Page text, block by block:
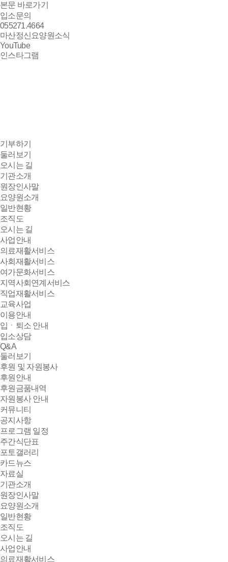
본문 바로가기
입소문의
055271.4664
마산정신요양원소식
YouTube
인스타그램
기부하기
둘러보기
오시는 길
기관소개
원장인사말
요양원소개
일반현황
조직도
오시는 길
사업안내
의료재활서비스
사회재활서비스
여가문화서비스
지역사회연계서비스
직업재활서비스
교육사업
이용안내
입ㆍ퇴소 안내
입소상담
Q&A
둘러보기
후원 및 자원봉사
후원안내
후원금품내역
자원봉사 안내
커뮤니티
공지사항
프로그램 일정
주간식단표
포토갤러리
카드뉴스
자료실
기관소개
원장인사말
요양원소개
일반현황
조직도
오시는 길
사업안내
의료재활서비스